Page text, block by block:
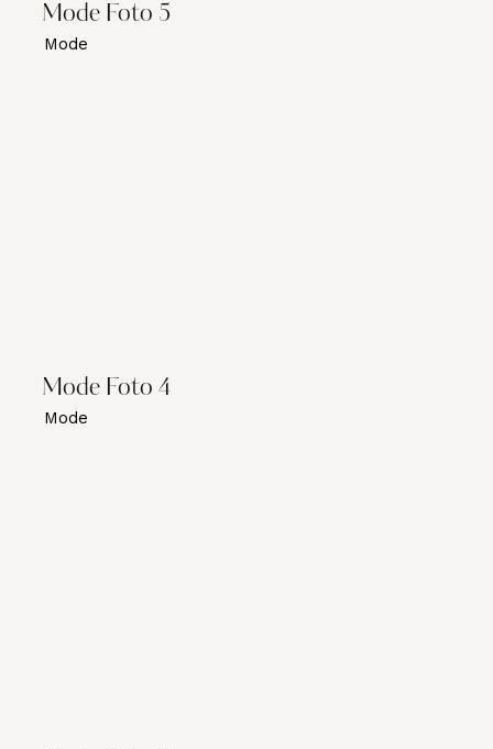
Mode Foto 5
Mode
Mode Foto 4
Mode